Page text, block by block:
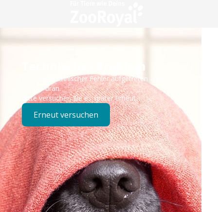
Technisches Problem
Es ist ein technischer Fehler aufgetreten – wir sind
bereits dran.
Bitte versuchen Sie es später erneut.
Erneut versuchen